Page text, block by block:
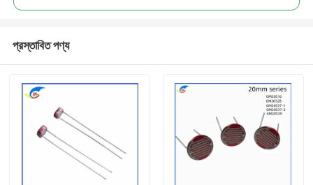
প্রস্তাবিত পণ্য